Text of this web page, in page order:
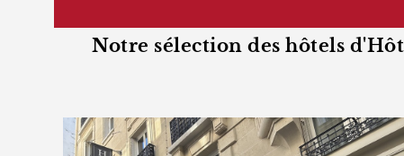
Notre sélection des hôtels